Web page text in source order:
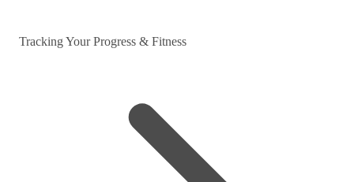
Tracking Your Progress & Fitness